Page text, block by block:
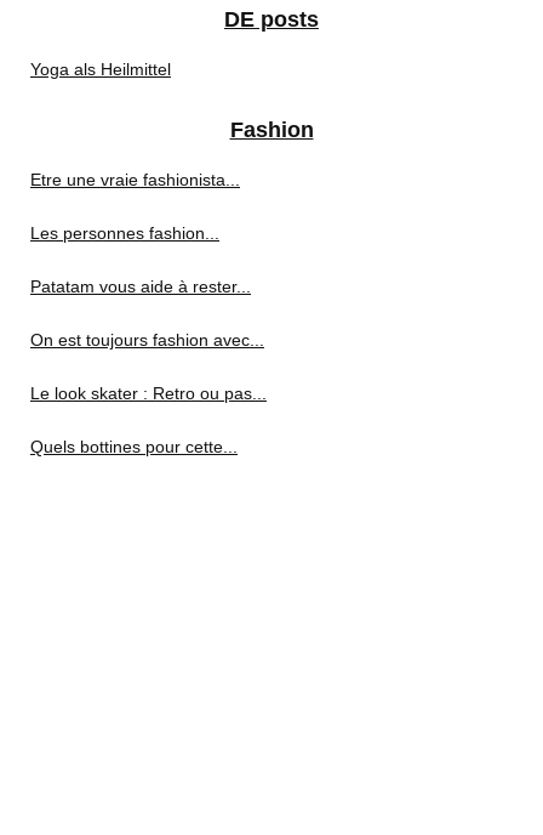
DE posts
Yoga als Heilmittel
Fashion
Etre une vraie fashionista...
Les personnes fashion...
Patatam vous aide à rester...
On est toujours fashion avec...
Le look skater : Retro ou pas...
Quels bottines pour cette...